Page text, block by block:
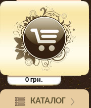
0грн.
КАТАЛОГ